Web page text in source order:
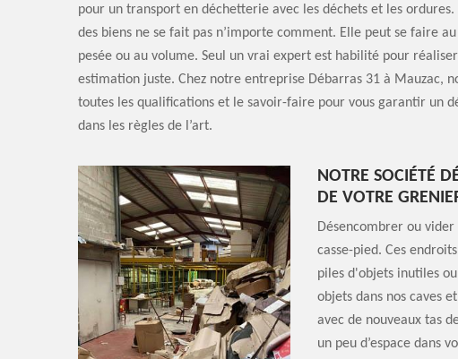
pour un transport en déchetterie avec les déchets et les ordures.
des biens ne se fait pas n’importe comment. Elle peut se faire
pesée ou au volume. Seul un vrai expert est habilité pour
estimation juste. Chez notre entreprise Débarras 31 à Mauzac,
toutes les qualifications et le savoir-faire pour vous garantir un
dans les règles de l’art.
NOTRE SOCIÉTÉ
DE VOTRE
Désencombrer ou
casse-pied. Ces
piles d'objets inutiles
objets dans nos caves
avec de nouveaux tas
un peu d’espace dans